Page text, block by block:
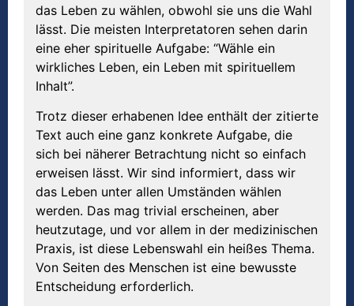
das Leben zu wählen, obwohl sie uns die Wahl
lässt. Die meisten Interpretatoren sehen darin
eine eher spirituelle Aufgabe: “Wähle ein
wirkliches Leben, ein Leben mit spirituellem
Inhalt”.
Trotz dieser erhabenen Idee enthält der zitierte
Text auch eine ganz konkrete Aufgabe, die
sich bei näherer Betrachtung nicht so einfach
erweisen lässt. Wir sind informiert, dass wir
das Leben unter allen Umständen wählen
werden. Das mag trivial erscheinen, aber
heutzutage, und vor allem in der medizinischen
Praxis, ist diese Lebenswahl ein heißes Thema.
Von Seiten des Menschen ist eine bewusste
Entscheidung erforderlich.